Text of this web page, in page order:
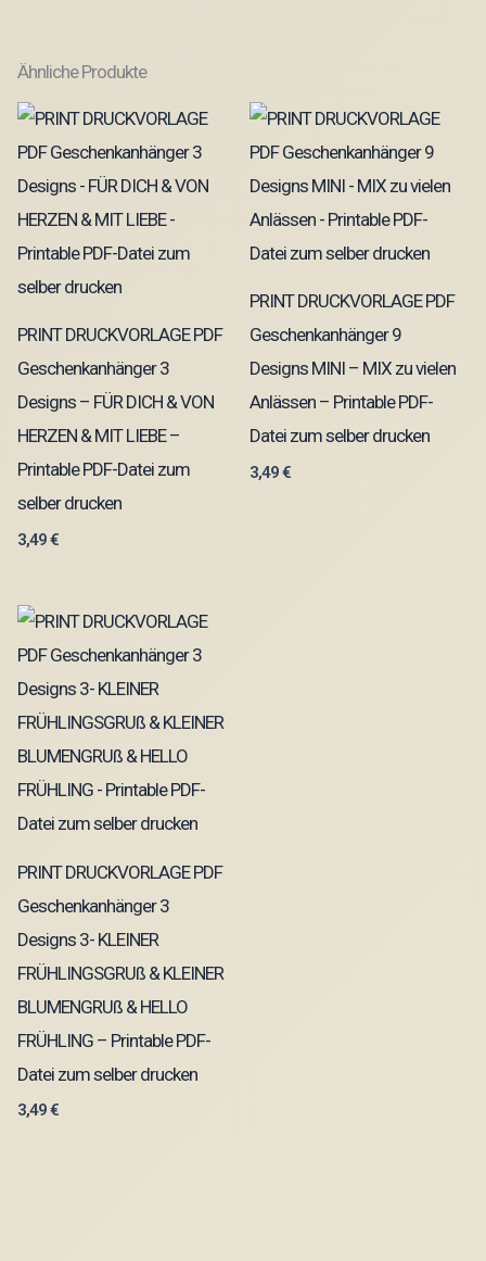
Ähnliche Produkte
PRINT DRUCKVORLAGE PDF
Geschenkanhänger 3
Designs – FÜR DICH & VON
HERZEN & MIT LIEBE –
Printable PDF-Datei zum
selber drucken
3,49€
PRINT DRUCKVORLAGE PDF
Geschenkanhänger 9
Designs MINI – MIX zu vielen
Anlässen – Printable PDF-
Datei zum selber drucken
3,49€
PRINT DRUCKVORLAGE PDF
Geschenkanhänger 3
Designs 3- KLEINER
FRÜHLINGSGRUß & KLEINER
BLUMENGRUß & HELLO
FRÜHLING – Printable PDF-
Datei zum selber drucken
3,49€